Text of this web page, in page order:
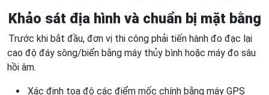
Khảo sát địa hình và chuẩn bị mặt bằng
Trước khi bắt đầu, đơn vị thi công phải tiến hành đo đạc lại
cao độ đáy sông/biển bằng máy thủy bình hoặc máy đo sâu
hồi âm.
Xác định tọa độ các điểm mốc chính bằng máy GPS